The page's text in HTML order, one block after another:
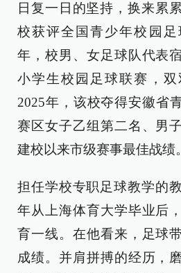
日复一日的坚持，换来累
校获评全国青少年校园足
年，校男、女足球队代表
小学生校园足球联赛，双
2025年，该校夺得安徽省
赛区女子乙组第二名、男
建校以来市级赛事最佳战绩。
担任学校专职足球教学的
年从上海体育大学毕业后
育一线。在他看来，足球
成绩。并肩拼搏的经历，